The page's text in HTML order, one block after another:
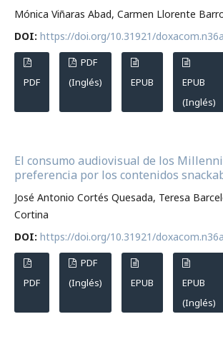
Mónica Viñaras Abad, Carmen Llorente
DOI: https://doi.org/10.31921/
PDF
PDF
(Inglés)
EPUB
EPUB
(Inglés)
El consumo audiovisual de los
preferencia por los contenidos
José Antonio Cortés Quesada, Teresa
Cortina
DOI: https://doi.org/10.31921/
PDF
PDF
(Inglés)
EPUB
EPUB
(Inglés)